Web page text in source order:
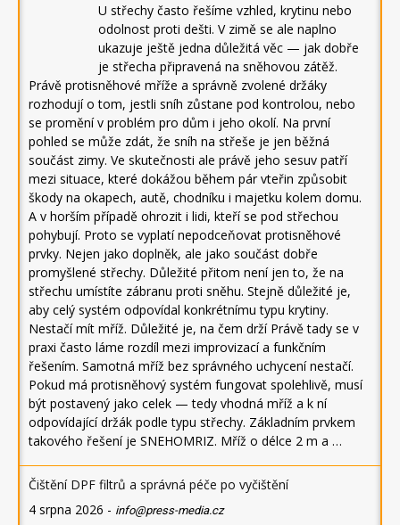
U střechy často řešíme vzhled, krytinu nebo
odolnost proti dešti. V zimě se ale naplno
ukazuje ještě jedna důležitá věc — jak dobře
je střecha připravená na sněhovou zátěž.
Právě protisněhové mříže a správně zvolené držáky
rozhodují o tom, jestli sníh zůstane pod kontrolou, nebo
se promění v problém pro dům i jeho okolí. Na první
pohled se může zdát, že sníh na střeše je jen běžná
součást zimy. Ve skutečnosti ale právě jeho sesuv patří
mezi situace, které dokážou během pár vteřin způsobit
škody na okapech, autě, chodníku i majetku kolem domu.
A v horším případě ohrozit i lidi, kteří se pod střechou
pohybují. Proto se vyplatí nepodceňovat protisněhové
prvky. Nejen jako doplněk, ale jako součást dobře
promyšlené střechy. Důležité přitom není jen to, že na
střechu umístíte zábranu proti sněhu. Stejně důležité je,
aby celý systém odpovídal konkrétnímu typu krytiny.
Nestačí mít mříž. Důležité je, na čem drží Právě tady se v
praxi často láme rozdíl mezi improvizací a funkčním
řešením. Samotná mříž bez správného uchycení nestačí.
Pokud má protisněhový systém fungovat spolehlivě, musí
být postavený jako celek — tedy vhodná mříž a k ní
odpovídající držák podle typu střechy. Základním prvkem
takového řešení je SNEHOMRIZ. Mříž o délce 2 m a …
Čištění DPF filtrů a správná péče po vyčištění
4 srpna 2026 - info@press-media.cz